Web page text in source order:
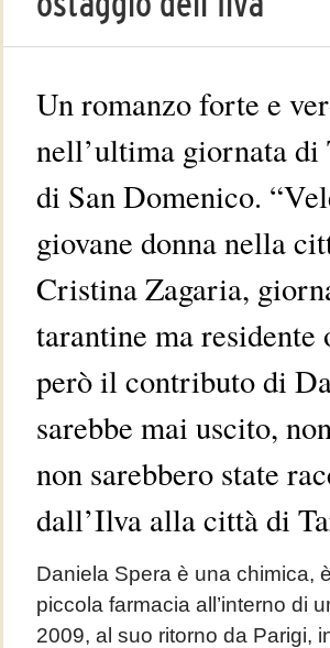
Un romanzo forte e
nell’ultima giornata
di San Domenico.
giovane donna nella
Cristina Zagaria,
tarantine ma
però il contributo di
sarebbe mai uscito,
non sarebbero state
dall’Ilva alla città di
Daniela Spera è una chimica,
piccola farmacia all’interno di
2009, al suo ritorno da Parigi,